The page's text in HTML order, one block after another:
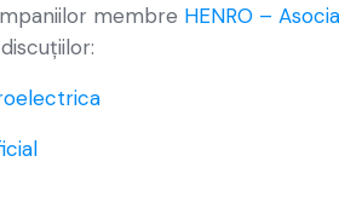
membre HENRO –